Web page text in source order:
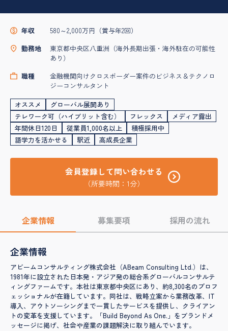
年収
580～2,000万円（賞与年2回）
勤務地
東京都中央区八重洲（海外長期出張・海外駐在の可能性
あり）
職種
金融機関向けクロスボーダー案件のビジネス＆テクノロ
ジーコンサルタント
オススメ
グローバル展開あり
テレワーク可（ハイブリット含む）
フレックス
メディア露出
年間休日120日
従業員1,000名以上
積極採用中
語学力を活かせる
駅近 高成長企業
会員登録して問い合わせる
（所要時間：1分）
企業情報 募集要項 採用の流れ
企業情報
アビームコンサルティング株式会社（ABeam Consulting Ltd.）は、
1981年に設立された日本発・アジア発の総合系グローバルコンサルテ
ィングファームです。本社は東京都中央区にあり、約8,300名のプロフ
ェッショナルが在籍しています。同社は、戦略立案から業務改革、IT
導入、アウトソーシングまで一貫したサービスを提供し、クライアン
トの変革を支援しています。「Build Beyond As One.」をブランドメ
ッセージに掲げ、社会や産業の課題解決に取り組んでいます。